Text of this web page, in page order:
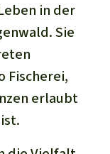
in der
Sie
Fischerei,
erlaubt